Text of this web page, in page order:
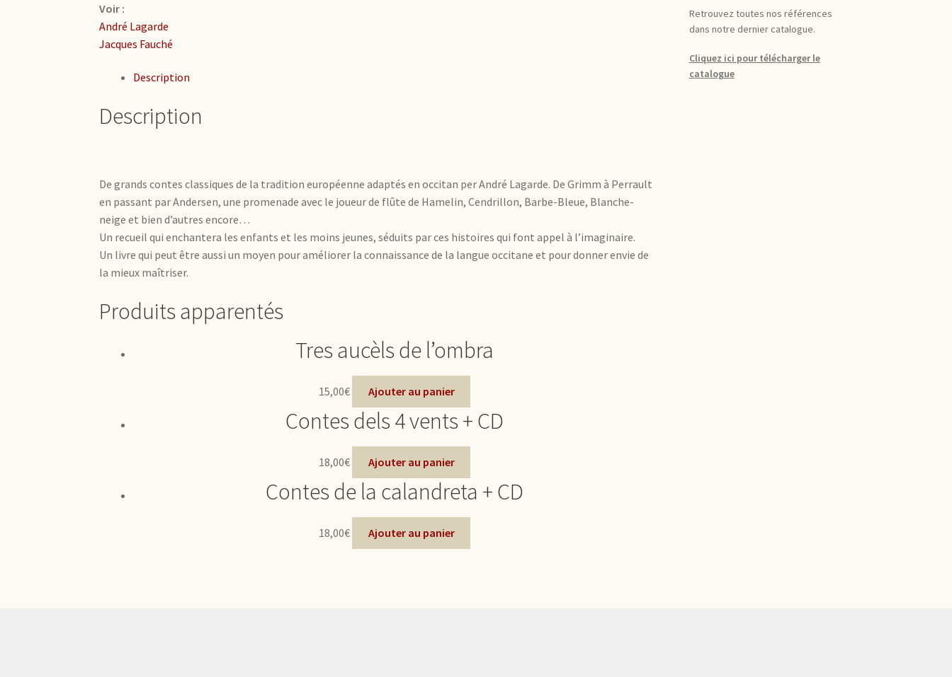
Voir :
André Lagarde
Jacques Fauché
Description
Description
De grands contes classiques de la tradition européenne adaptés en occitan per André Lagarde. De Grimm à Perrault
en passant par Andersen, une promenade avec le joueur de flûte de Hamelin, Cendrillon, Barbe-Bleue, Blanche-
neige et bien d’autres encore…
Un recueil qui enchantera les enfants et les moins jeunes, séduits par ces histoires qui font appel à l’imaginaire.
Un livre qui peut être aussi un moyen pour améliorer la connaissance de la langue occitane et pour donner envie de
la mieux maîtriser.
Produits apparentés
Tres aucèls de l’ombra
15,00€ Ajouter au panier
Contes dels 4 vents + CD
18,00€ Ajouter au panier
Contes de la calandreta + CD
18,00€ Ajouter au panier
Retrouvez toutes nos références
dans notre dernier catalogue.
Cliquez ici pour télécharger le
catalogue